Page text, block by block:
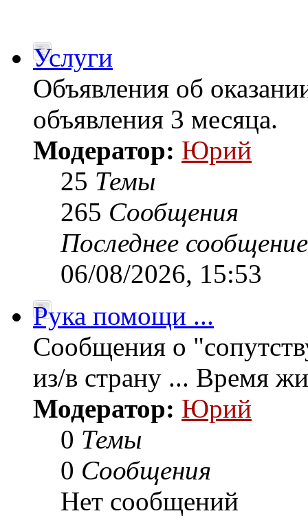
Услуги
Объявления об
объявления 3 месяца.
Модератор: Юрий
25 Темы
265 Сообщения
Последнее сообщение
06/08/2026, 15:53
Рука помощи ...
Сообщения о
из/в страну ... Время
Модератор: Юрий
0 Темы
0 Сообщения
Нет сообщений